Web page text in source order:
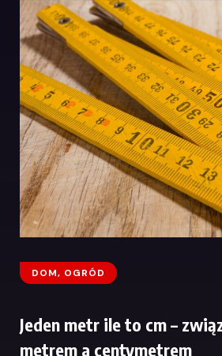
DOM, OGRÓD
Jeden metr ile to cm –
metrem a centymetrem